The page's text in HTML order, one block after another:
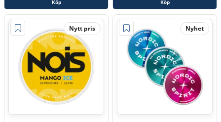
Köp Köp
Nytt pris Nyhet